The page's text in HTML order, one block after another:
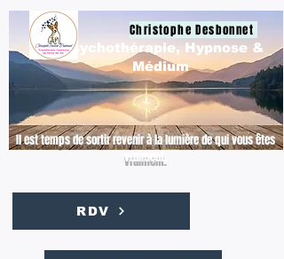
Christophe Desbonnet
Il est temps de sortir revenir à la lumière de qui vous êtes
vraiment.
Psychothérapie, Hypnose &
Médium
RDV